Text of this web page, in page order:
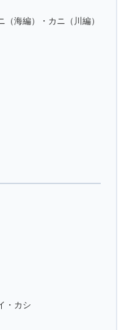
（海編）・カニ（川編）
・カシ